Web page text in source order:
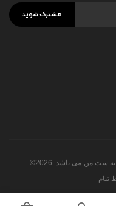
مشترک شوید
من می باشد. 2026©
تیام